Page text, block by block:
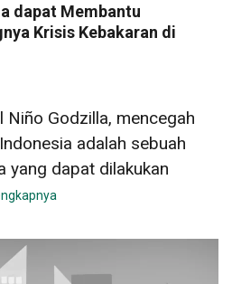
dapat Membantu
Krisis Kebakaran di
Niño Godzilla, mencegah
adalah sebuah
yang dapat dilakukan